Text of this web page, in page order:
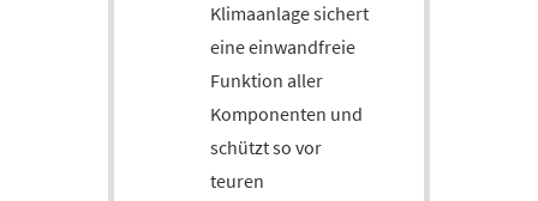
Klimaanlage sichert
eine einwandfreie
Funktion aller
Komponenten und
schützt so vor
teuren